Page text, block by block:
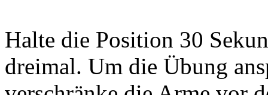
Halte die Position 30
dreimal. Um die Übung